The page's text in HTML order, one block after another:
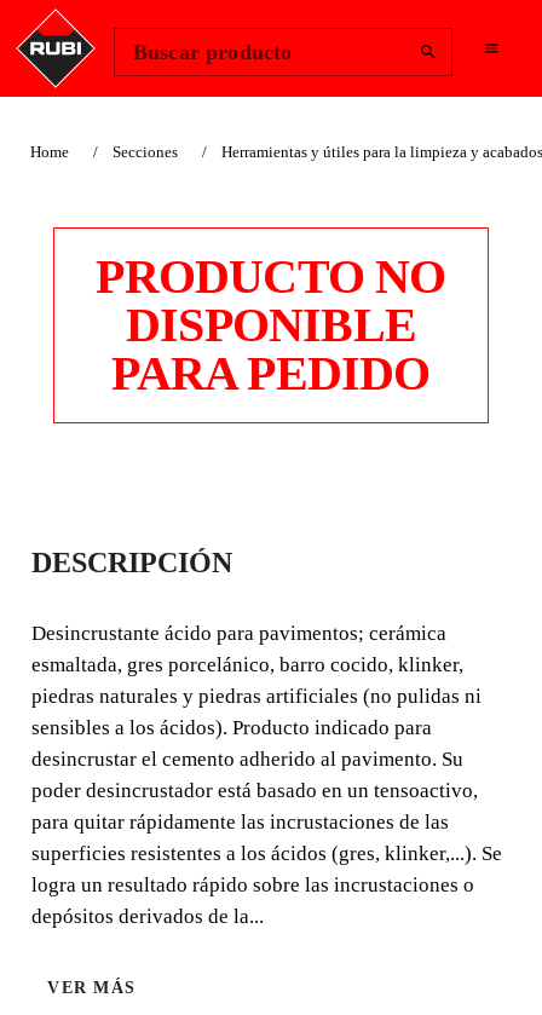
Buscar producto
Home Secciones Herramientas y útiles para la limpieza y acabados
PRODUCTO NO
DISPONIBLE
PARA PEDIDO
LIMPIADOR DE
PIEDRA
Desincrustante ácido para pavimentos; cerámica
esmaltada, gres porcelánico, barro cocido, klinker,
piedras naturales y piedras artificiales (no pulidas ni
sensibles a los ácidos).
DESCRIPCIÓN
Desincrustante ácido para pavimentos; cerámica
esmaltada, gres porcelánico, barro cocido, klinker,
piedras naturales y piedras artificiales (no pulidas ni
sensibles a los ácidos). Producto indicado para
desincrustar el cemento adherido al pavimento. Su
poder desincrustador está basado en un tensoactivo,
para quitar rápidamente las incrustaciones de las
superficies resistentes a los ácidos (gres, klinker,...). Se
logra un resultado rápido sobre las incrustaciones o
depósitos derivados de la...
VER MÁS